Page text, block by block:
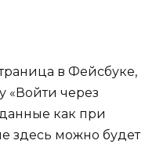
в Фейсбуке,
«Войти через
как при
здесь можно будет